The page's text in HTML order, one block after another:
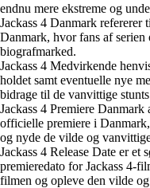
endnu mere ekstreme og
Jackass 4 Danmark
Danmark, hvor fans af serien
biografmarked.
Jackass 4 Medvirkende
holdet samt eventuelle nye
bidrage til de vanvittige
Jackass 4 Premiere
officielle premiere i
og nyde de vilde og
Jackass 4 Release Date er et
premieredato for Jackass 4-
filmen og opleve den vilde og